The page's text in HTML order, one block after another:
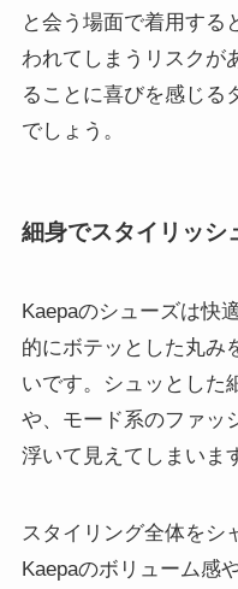
と会う場面で着用する
われてしまうリスクが
ることに喜びを感じる
でしょう。
細身でスタイリッシ
Kaepaのシューズは快
的にボテッとした丸み
いです。シュッとした
や、モード系のファッ
浮いて見えてしまいま
スタイリング全体をシ
Kaepaのボリューム感